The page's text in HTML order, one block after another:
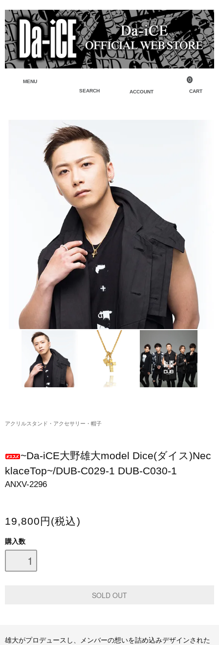
MENU
SEARCH
ACCOUNT CART
0
フェイスタオル・タオル
Tシャツ・シャツ
パーカー・スウェット・ブルゾン
バッグ・ポーチ
キーホルダー・チャーム
アクリルスタンド・アクセサリー・帽子
缶バッジ・ステッカー
生活雑貨・菓子・ゲーム
工藤大輝グッズ
岩岡徹グッズ
大野雄大グッズ
花村想太｜Natural Lag(ナチュラルラグ)グッズ
和田颯｜Wagic Hour Worksグッズ
スマホケース・モバイルバッテリー
会場限定グッズ
ログイン
アクリルスタンド・アクセサリー・帽子
~Da-iCE大野雄大model Dice(ダイス)Nec
klaceTop~/DUB-C029-1 DUB-C030-1
ANXV-2296
19,800円(税込)
購入数
雄大がプロデュースし、メンバーの想いを詰め込みデザインされた